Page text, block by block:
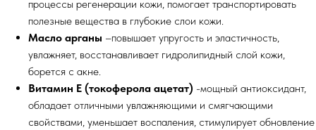
процессы регенерации кожи, помогает транспортировать
полезные вещества в глубокие слои кожи.
Масло арганы –повышает упругость и эластичность,
увлажняет, восстанавливает гидролипидный слой кожи,
борется с акне.
Витамин Е (токоферола ацетат) -мощный антиоксидант,
обладает отличными увлажняющими и смягчающими
свойствами, уменьшает воспаления, стимулирует обновление